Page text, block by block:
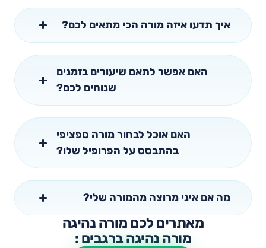
איך תדעו איזה מורה הכי מתאים לכם?
האם אפשר לתאם שיעורים בזמנים
שנוחים לכם?
האם אוכל לבחור מורה ספציפי
בהתבסס על הפרופיל שלו?
מה אם איני מרוצה מהמורה שלי?
מאתרים לכם מורה נהיגה
מורה נהיגה ברגבים :